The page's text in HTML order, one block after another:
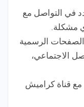
في التواصل مع
مشكلة.
الصفحات الرسمية
الاجتماعي،
قناة كراميش